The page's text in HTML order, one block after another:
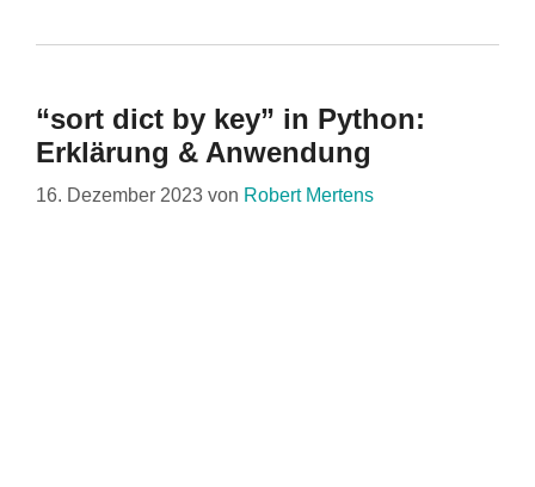
“sort dict by key” in Python:
Erklärung & Anwendung
16. Dezember 2023 von Robert Mertens